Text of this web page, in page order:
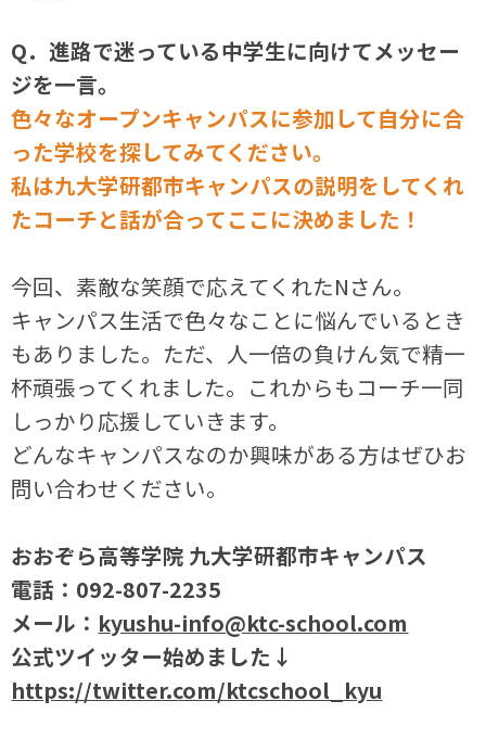
Q．進路で迷っている中学生に向けてメッセー
ジを一言。
色々なオープンキャンパスに参加して自分に合
った学校を探してみてください。
私は九大学研都市キャンパスの説明をしてくれ
たコーチと話が合ってここに決めました！
今回、素敵な笑顔で応えてくれたNさん。
キャンパス生活で色々なことに悩んでいるとき
もありました。ただ、人一倍の負けん気で精一
杯頑張ってくれました。これからもコーチ一同
しっかり応援していきます。
どんなキャンパスなのか興味がある方はぜひお
問い合わせください。
おおぞら高等学院 九大学研都市キャンパス
電話：092-807-2235
メール： kyushu-info@ktc-school.com
公式ツイッター始めました↓
https://twitter.com/ktcschool_kyu